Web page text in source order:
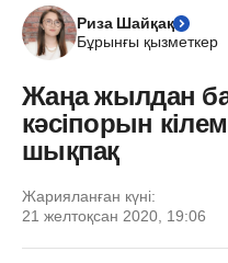
Риза Шайқақ
Бұрынғы қызметкер
Жаңа жылдан
кәсіпорын
шықпақ
Жарияланған күні:
21 желтоқсан 2020, 19:06